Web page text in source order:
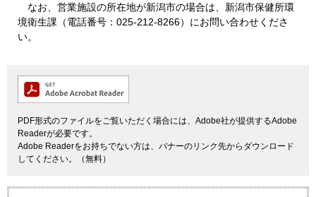
なお、営業施設の所在地が新潟市の場合は、新潟市保健所環
境衛生課（電話番号：025-212-8266）にお問い合わせくださ
い。
PDF形式のファイルをご覧いただく場合には、Adobe社が提供するAdobe
Readerが必要です。
Adobe Readerをお持ちでない方は、バナーのリンク先からダウンロード
してください。（無料）